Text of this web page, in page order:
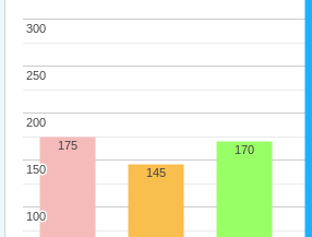
100
100
150
150
200
200
250
250
300
300
175
145
170